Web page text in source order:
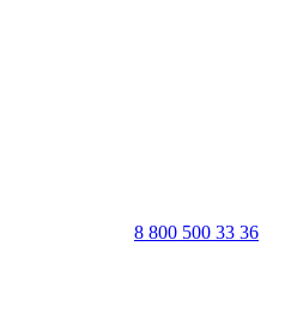
8 800 500 33 36